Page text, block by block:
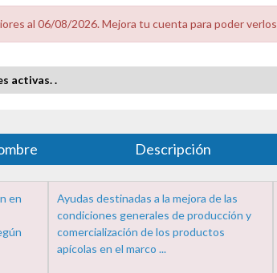
al 06/08/2026. Mejora tu cuenta para poder verlos
activas. .
Descripción
en
Ayudas destinadas a la mejora de las
condiciones generales de producción y
comercialización de los productos
apícolas en el marco ...